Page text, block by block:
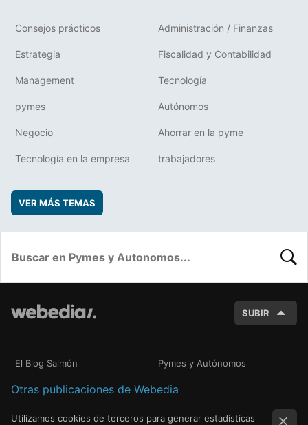
Consejos prácticos Administración / Finanzas
Estrategia Fiscalidad y Contabilidad
Management Tecnología
pymes Autónomos
Negocio Ahorrar en la pyme
Tecnología en la empresa trabajadores
VER MÁS TEMAS
SUBIR
El Blog Salmón Pymes y Autónomos
Otras publicaciones de Webedia
Utilizamos cookies de terceros para generar estadísticas